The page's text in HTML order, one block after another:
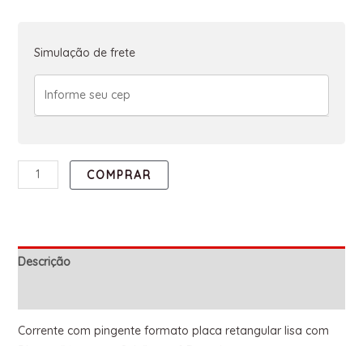
Simulação de frete
COMPRAR
Descrição
Corrente com pingente formato placa retangular lisa com